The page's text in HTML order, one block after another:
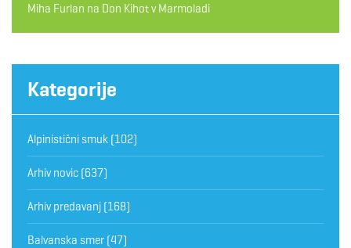
Miha Furlan na Don Kihot v Marmoladi
Kategorije
Alpinistični smuk (102)
Arhiv novic (637)
Arhiv predavanj (168)
Balvanska smer (47)